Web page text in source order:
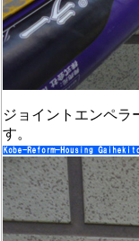
ジョイントエンペラ
す。